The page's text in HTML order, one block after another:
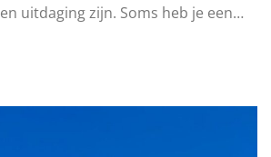
uitdaging zijn. Soms heb je een…